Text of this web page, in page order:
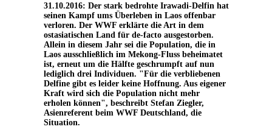
31.10.2016: Der stark bedrohte Irawadi-Delfin hat
seinen Kampf ums Überleben in Laos offenbar
verloren. Der WWF erklärte die Art in dem
ostasiatischen Land für de-facto ausgestorben.
Allein in diesem Jahr sei die Population, die in
Laos ausschließlich im Mekong-Fluss beheimatet
ist, erneut um die Hälfte geschrumpft auf nun
lediglich drei Individuen. "Für die verbliebenen
Delfine gibt es leider keine Hoffnung. Aus eigener
Kraft wird sich die Population nicht mehr
erholen können", beschreibt Stefan Ziegler,
Asienreferent beim WWF Deutschland, die
Situation.